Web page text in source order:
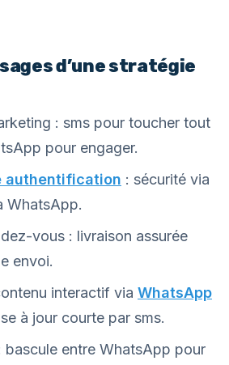
d’une stratégie
: sms pour toucher tout
pour engager.
authentification : sécurité via
WhatsApp.
vous : livraison assurée
envoi.
interactif via WhatsApp
à jour courte par sms.
bascule entre WhatsApp pour